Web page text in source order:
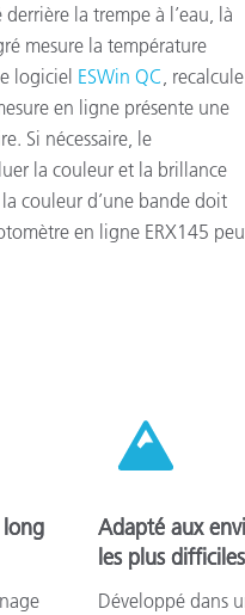
la trempe à l’eau, là
mesure la température
logiciel ESWin QC , recalcule
en ligne présente une
Si nécessaire, le
la couleur et la brillance
couleur d’une bande doit
en ligne ERX145
Adapté aux
les plus difficiles
Développé dans